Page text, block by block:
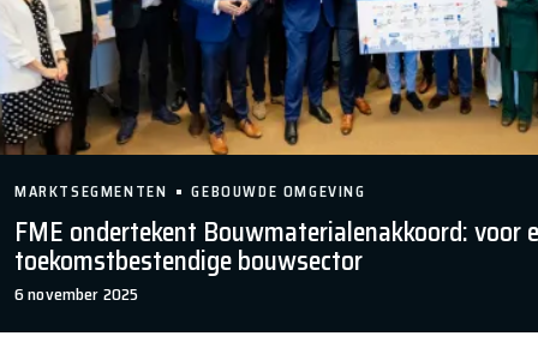
FME ondertekent Bouwmaterialenakkoord: voor
toekomstbestendige bouwsector
6 november 2025
MARKTSEGMENTEN GEBOUWDE OMGEVING